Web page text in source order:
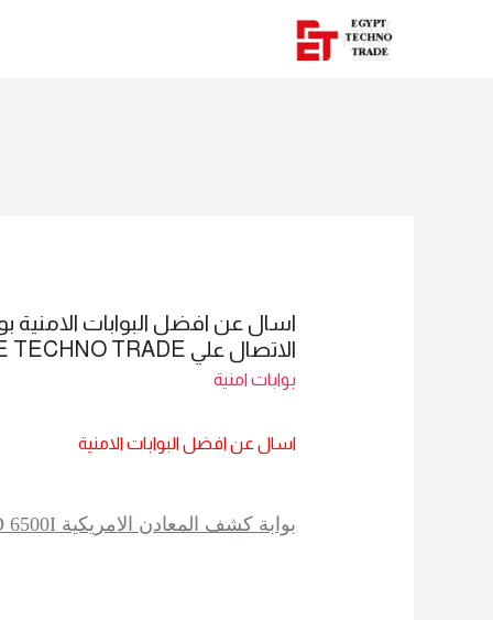
الاتصال علي E TECHNO TRADE المبيعات :امل 01016115966
بوابات امنية
اسال عن افضل البوابات الامنية
بوابة كشف المعادن الامريكية GARRETT PD 6500I